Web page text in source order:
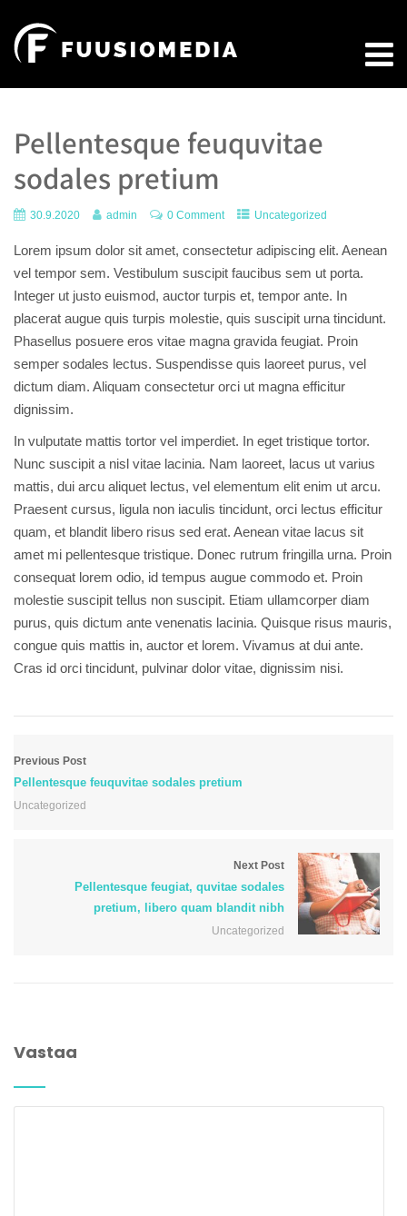
Pellentesque feuquvitae
sodales pretium
30.9.2020 admin 0 Comment Uncategorized
Lorem ipsum dolor sit amet, consectetur adipiscing elit. Aenean
vel tempor sem. Vestibulum suscipit faucibus sem ut porta.
Integer ut justo euismod, auctor turpis et, tempor ante. In
placerat augue quis turpis molestie, quis suscipit urna tincidunt.
Phasellus posuere eros vitae magna gravida feugiat. Proin
semper sodales lectus. Suspendisse quis laoreet purus, vel
dictum diam. Aliquam consectetur orci ut magna efficitur
dignissim.
In vulputate mattis tortor vel imperdiet. In eget tristique tortor.
Nunc suscipit a nisl vitae lacinia. Nam laoreet, lacus ut varius
mattis, dui arcu aliquet lectus, vel elementum elit enim ut arcu.
Praesent cursus, ligula non iaculis tincidunt, orci lectus efficitur
quam, et blandit libero risus sed erat. Aenean vitae lacus sit
amet mi pellentesque tristique. Donec rutrum fringilla urna. Proin
consequat lorem odio, id tempus augue commodo et. Proin
molestie suscipit tellus non suscipit. Etiam ullamcorper diam
purus, quis dictum ante venenatis lacinia. Quisque risus mauris,
congue quis mattis in, auctor et lorem. Vivamus at dui ante.
Cras id orci tincidunt, pulvinar dolor vitae, dignissim nisi.
Previous Post
Pellentesque feuquvitae sodales pretium
Uncategorized
Next Post
Pellentesque feugiat, quvitae sodales
pretium, libero quam blandit nibh
Uncategorized
Vastaa